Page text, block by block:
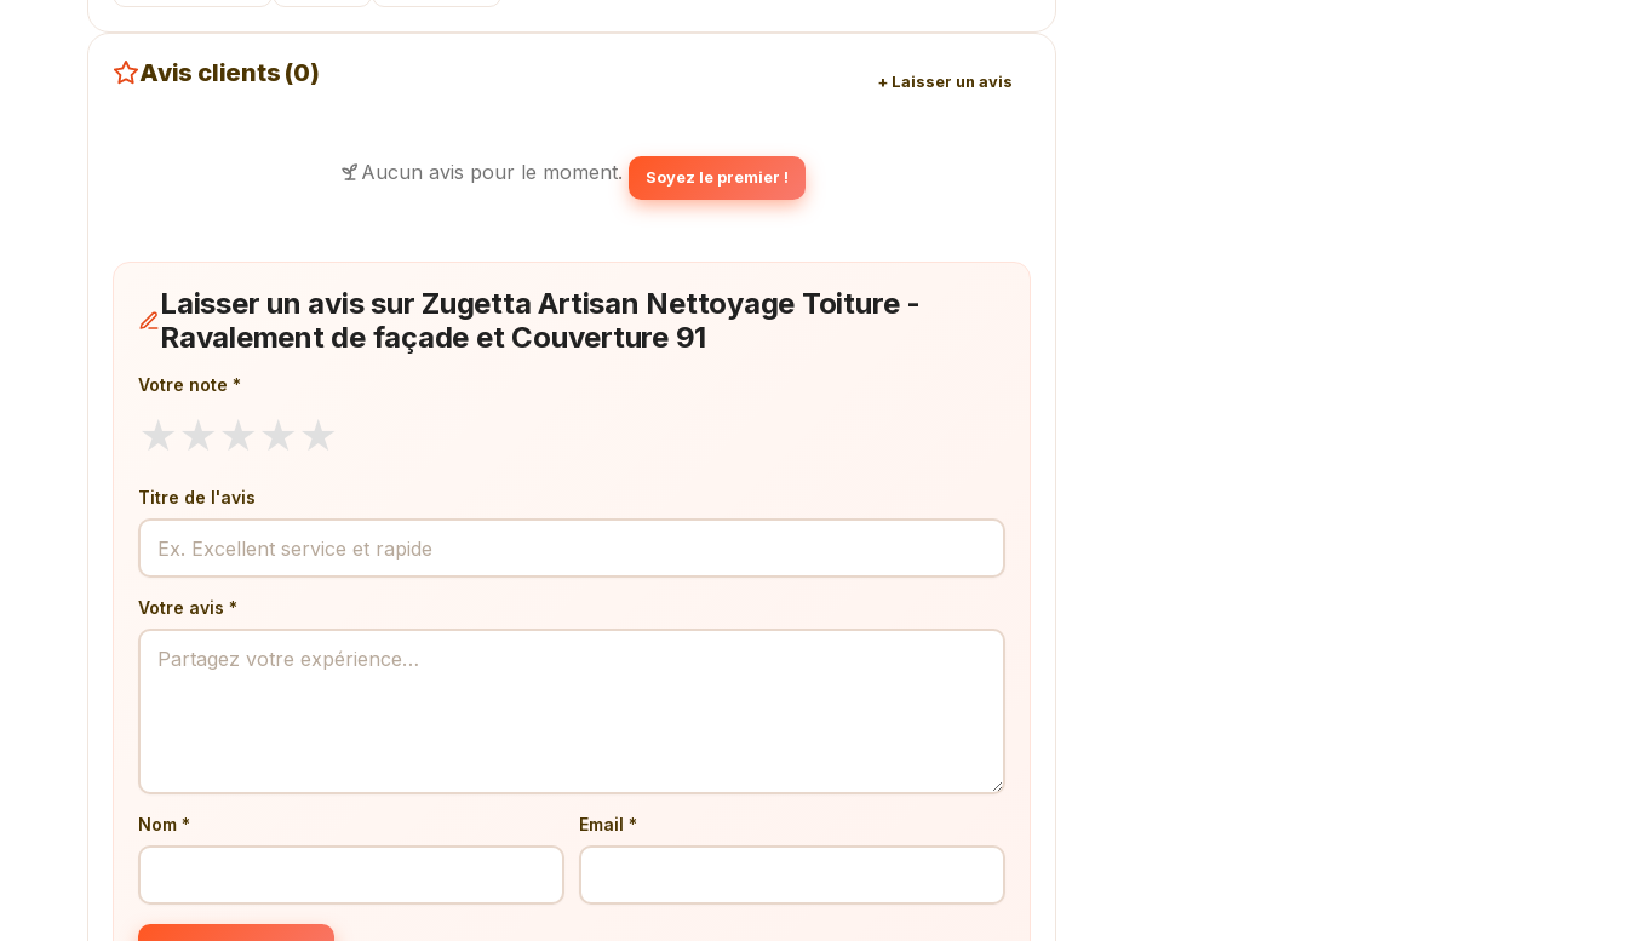
Avis clients (0) + Laisser un avis
Aucun avis pour le moment. Soyez le premier !
Laisser un avis sur Zugetta Artisan Nettoyage Toiture -
Ravalement de façade et Couverture 91
Votre note *
★ ★ ★ ★ ★
Titre de l'avis
Votre avis *
Nom * Email *